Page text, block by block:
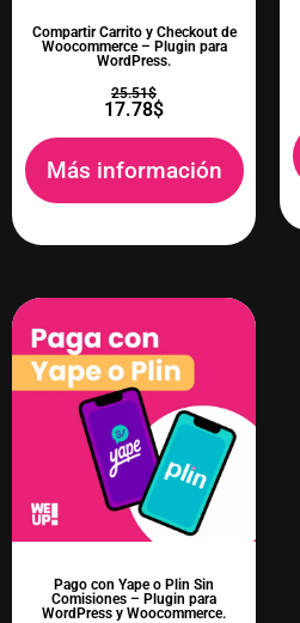
Compartir Carrito y Checkout de
Woocommerce – Plugin para
WordPress.
25.51$
17.78$
Más información
Pago con Yape o Plin Sin
Comisiones – Plugin para
WordPress y Woocommerce.